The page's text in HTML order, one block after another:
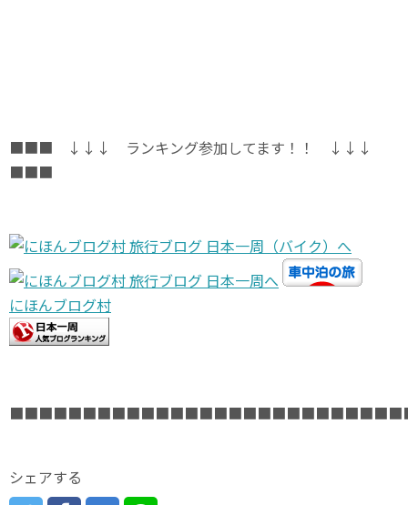
■■■ ↓↓↓ ランキング参加してます！！ ↓↓↓
■■■
にほんブログ村
シェアする